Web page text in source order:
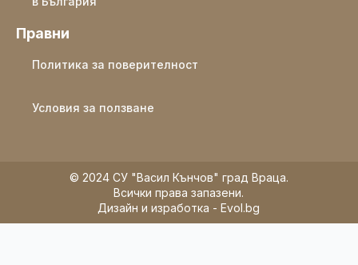
Правни
Политика за поверителност
Условия за ползване
© 2024 СУ "Васил Кънчов" град Враца.
Всички права запазени.
Дизайн и изработка - Evol.bg